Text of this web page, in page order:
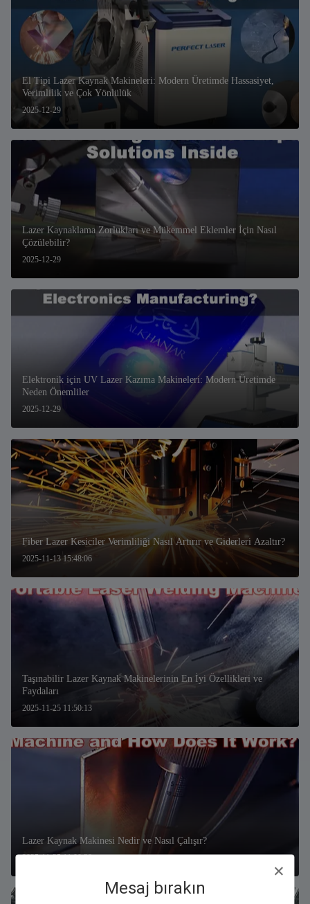
Mesaj bırakın
2025-12-29
El Tipi Lazer Kaynak Makineleri: Modern Üretimde Hassasiyet,
Verimlilik ve Çok Yönlülük
2025-12-29
Lazer Kaynaklama Zorlukları ve Mükemmel Eklemler İçin Nasıl
Çözülebilir?
2025-12-29
Elektronik için UV Lazer Kazıma Makineleri: Modern Üretimde
Neden Önemliler
2025-11-13 15:48:06
Fiber Lazer Kesiciler Verimliliği Nasıl Artırır ve Giderleri Azaltır?
2025-11-25 11:50:13
Taşınabilir Lazer Kaynak Makinelerinin En İyi Özellikleri ve
Faydaları
2025-11-25 11:00:38
Lazer Kaynak Makinesi Nedir ve Nasıl Çalışır?